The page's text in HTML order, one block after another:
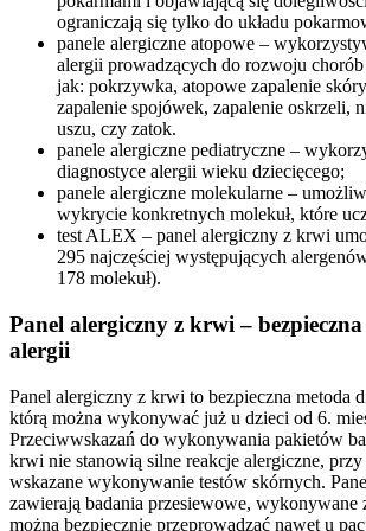
ograniczają się tylko do układu
panele alergiczne atopowe –
alergii prowadzących do rozwoju
jak: pokrzywka, atopowe zapalenie
zapalenie spojówek, zapalenie oskrzeli,
uszu, czy zatok.
panele alergiczne pediatryczne –
diagnostyce alergii wieku dziecięcego;
panele alergiczne molekularne –
wykrycie konkretnych molekuł, które
test ALEX – panel alergiczny z krwi
295 najczęściej występujących
178 molekuł).
Panel alergiczny z krwi –
alergii
Panel alergiczny z krwi to bezpieczna metoda
którą można wykonywać już u dzieci od 6.
Przeciwwskazań do wykonywania pakietów
krwi nie stanowią silne reakcje alergiczne,
wskazane wykonywanie testów skórnych.
zawierają badania przesiewowe,
można bezpiecznie przeprowadzać nawet u